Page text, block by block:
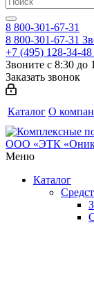
8 800-301-67-31
8 800-301-67-31
+7 (495) 128-34-48
Звоните с 8:30 до
Заказать звонок
Каталог О
Меню
Каталог